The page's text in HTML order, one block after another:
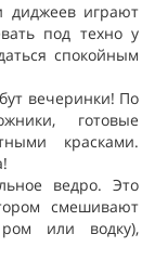
диджеев играют
под техно у
спокойным
вечеринки! По
готовые
красками.
ведро. Это
смешивают
или водку),